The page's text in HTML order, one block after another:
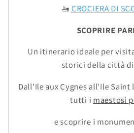
🚤 CROCIERA DI
SCOPRIRE
Un itinerario ideale per
storici della città
Dall'Ile aux Cygnes all'Ile
tutti i maestosi
e scoprire i